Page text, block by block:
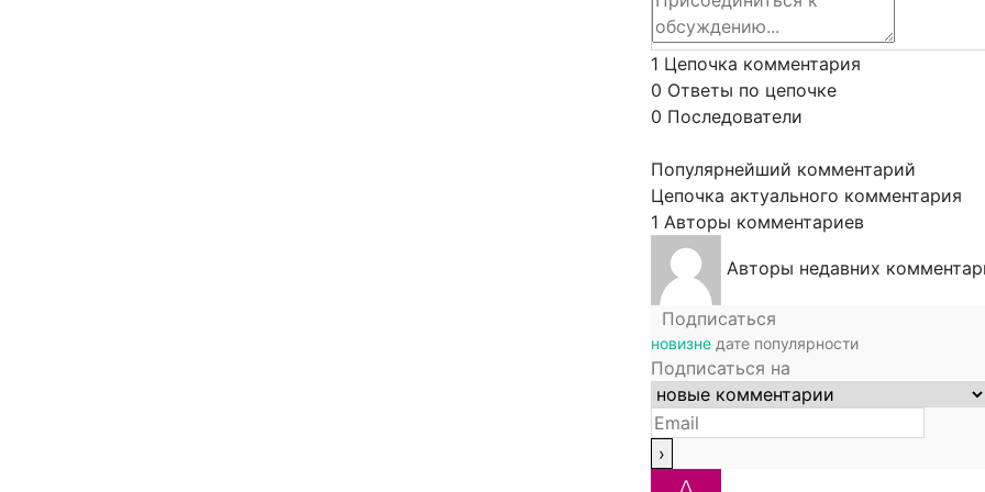
1 Цепочка комментария
0 Ответы по цепочке
0 Последователи
Популярнейший комментарий
Цепочка актуального комментария
1 Авторы комментариев
Авторы недавних
Подписаться
новизне дате популярности
Подписаться на